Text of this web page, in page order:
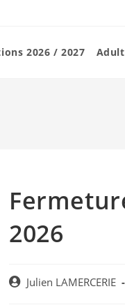
2026 / 2027
2026
PostJulien LAMERCERIE